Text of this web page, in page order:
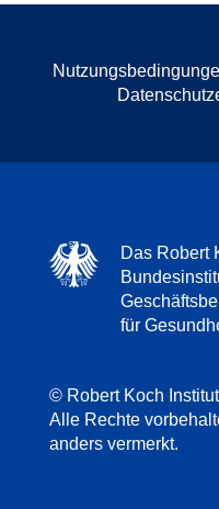
Das Robert
für
© Robert Koch Institut
Alle Rechte
anders vermerkt.